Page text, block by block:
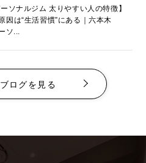
ーソナルジム 太りやすい人の特徴】
因は“生活習慣”にある｜六本木
ソ...
ログを見る